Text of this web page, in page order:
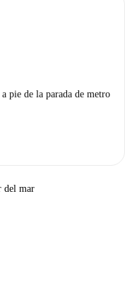
pie de la parada de metro
del mar